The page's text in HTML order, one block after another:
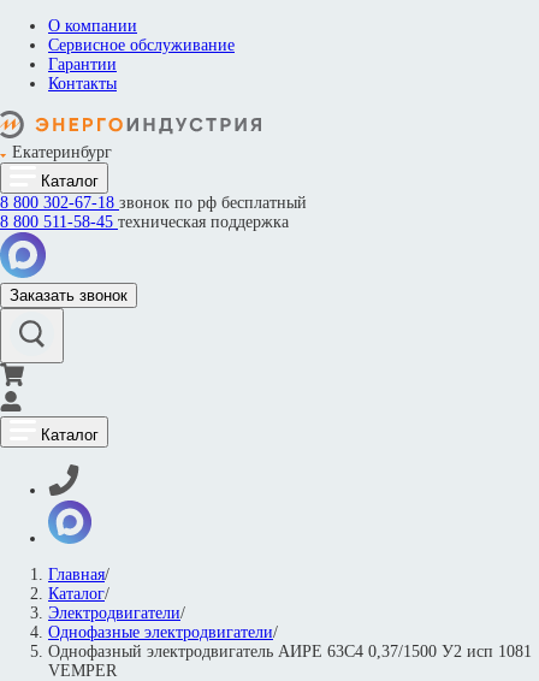
О компании
Сервисное обслуживание
Гарантии
Контакты
Екатеринбург
Каталог
8 800 302-67-18 звонок по рф бесплатный
8 800 511-58-45 техническая поддержка
Заказать звонок
Каталог
Главная/
Каталог/
Электродвигатели/
Однофазные электродвигатели/
Однофазный электродвигатель АИРЕ 63C4 0,37/1500 У2 исп 1081
VEMPER